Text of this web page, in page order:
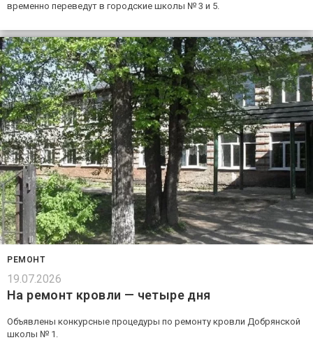
временно переведут в городские школы № 3 и 5.
РЕМОНТ
19.07.2026
На ремонт кровли — четыре дня
Объявлены конкурсные процедуры по ремонту кровли Добрянской
школы № 1.